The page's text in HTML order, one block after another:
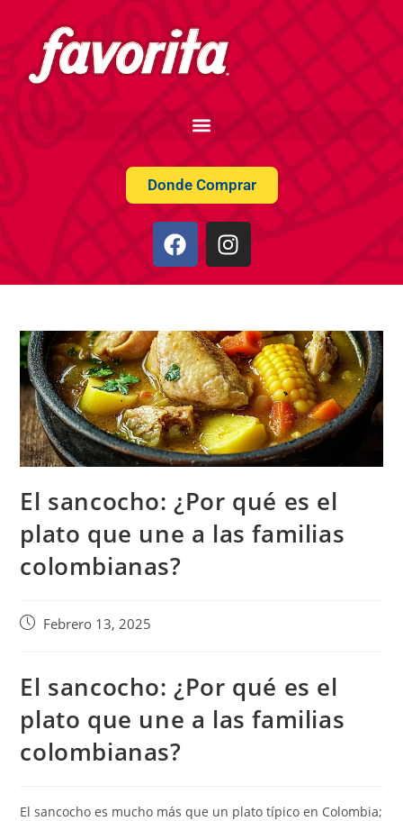
Donde Comprar
El sancocho: ¿Por qué es el
plato que une a las familias
colombianas?
Febrero 13, 2025
El sancocho: ¿Por qué es el
plato que une a las familias
colombianas?
El sancocho es mucho más que un plato típico en Colombia;